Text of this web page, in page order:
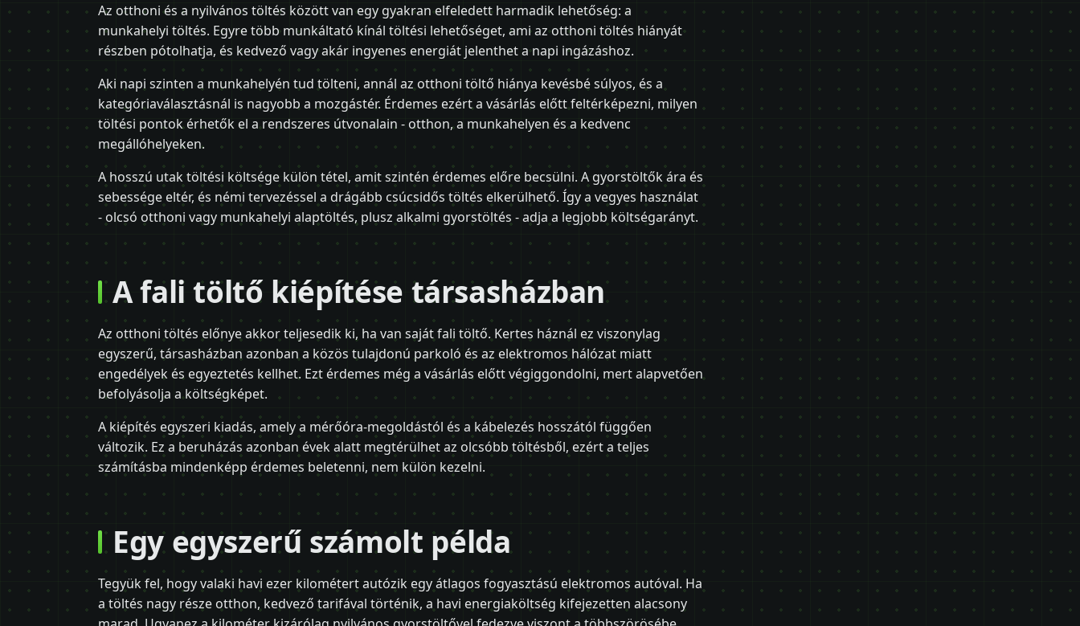
Az otthoni és a nyilvános töltés között van egy gyakran elfeledett harmadik lehetőség: a
munkahelyi töltés. Egyre több munkáltató kínál töltési lehetőséget, ami az otthoni töltés hiányát
részben pótolhatja, és kedvező vagy akár ingyenes energiát jelenthet a napi ingázáshoz.
Aki napi szinten a munkahelyén tud tölteni, annál az otthoni töltő hiánya kevésbé súlyos, és a
kategóriaválasztásnál is nagyobb a mozgástér. Érdemes ezért a vásárlás előtt feltérképezni, milyen
töltési pontok érhetők el a rendszeres útvonalain - otthon, a munkahelyen és a kedvenc
megállóhelyeken.
A hosszú utak töltési költsége külön tétel, amit szintén érdemes előre becsülni. A gyorstöltők ára és
sebessége eltér, és némi tervezéssel a drágább csúcsidős töltés elkerülhető. Így a vegyes használat
- olcsó otthoni vagy munkahelyi alaptöltés, plusz alkalmi gyorstöltés - adja a legjobb költségarányt.
A fali töltő kiépítése társasházban
Az otthoni töltés előnye akkor teljesedik ki, ha van saját fali töltő. Kertes háznál ez viszonylag
egyszerű, társasházban azonban a közös tulajdonú parkoló és az elektromos hálózat miatt
engedélyek és egyeztetés kellhet. Ezt érdemes még a vásárlás előtt végiggondolni, mert alapvetően
befolyásolja a költségképet.
A kiépítés egyszeri kiadás, amely a mérőóra-megoldástól és a kábelezés hosszától függően
változik. Ez a beruházás azonban évek alatt megtérülhet az olcsóbb töltésből, ezért a teljes
számításba mindenképp érdemes beletenni, nem külön kezelni.
Egy egyszerű számolt példa
Tegyük fel, hogy valaki havi ezer kilométert autózik egy átlagos fogyasztású elektromos autóval. Ha
a töltés nagy része otthon, kedvező tarifával történik, a havi energiaköltség kifejezetten alacsony